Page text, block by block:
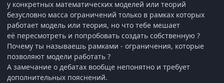
у конкретных математических моделей или теорий
безусловно масса ограничений только в рамках которых
работает модель или теория, но что тебе мешает
её пересмотреть и попробовать создать собственную ?
Почему ты называешь рамками - ограничения, которые
позволяют модели работать ?
А замечание о дебатах вообще непонятно и требует
дополнительных пояснений.